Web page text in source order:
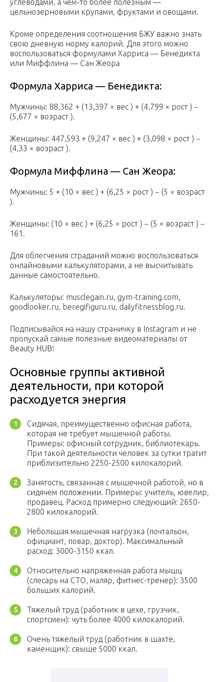
углеводами, а чем-то более полезным —
цельнозерновыми крупами, фруктами и овощами.
Кроме определения соотношения БЖУ важно знать
свою дневную норму калорий. Для этого можно
воспользоваться формулами Харриса — Бенедикта
или Миффлина — Сан Жеора
Формула Харриса — Бенедикта:
Мужчины: 88,362 + (13,397 × вес ) + (4,799 × рост ) −
(5,677 × возраст ).
Женщины: 447,593 + (9,247 × вес ) + (3,098 × рост ) −
(4,33 × возраст ).
Формула Миффлина — Сан Жеора:
Мужчины: 5 + (10 × вес ) + (6,25 × рост ) − (5 × возраст
).
Женщины: (10 × вес ) + (6,25 × рост ) − (5 × возраст ) −
161.
Для облегчения страданий можно воспользоваться
онлайновыми калькуляторами, а не высчитывать
данные самостоятельно.
Калькуляторы: musclegain.ru, gym-training.com,
goodlooker.ru, beregifiguru.ru, dailyfitnessblog.ru.
Подписывайся на нашу страничку в Instagram и не
пропускай самые полезные видеоматериалы от
Beauty HUB!
Основные группы активной
деятельности, при которой
расходуется энергия
Сидячая, преимущественно офисная работа,
которая не требует мышечной работы.
Примеры: офисный сотрудник, библиотекарь.
При такой деятельности человек за сутки тратит
приблизительно 2250-2500 килокалорий.
Занятость, связанная с мышечной работой, но в
сидячем положении. Примеры: учитель, ювелир,
продавец. Расход примерно следующий: 2650-
2800 килокалорий.
Небольшая мышечная нагрузка (почтальон,
официант, повар, доктор). Максимальный
расход: 3000-3150 ккал.
Относительно напряженная работа мышц
(слесарь на СТО, маляр, фитнес-тренер): 3500
больших калорий.
Тяжелый труд (работник в цехе, грузчик,
спортсмен): чуть более 4000 килокалорий.
Очень тяжелый труд (работник в шахте,
каменщик): свыше 5000 ккал.